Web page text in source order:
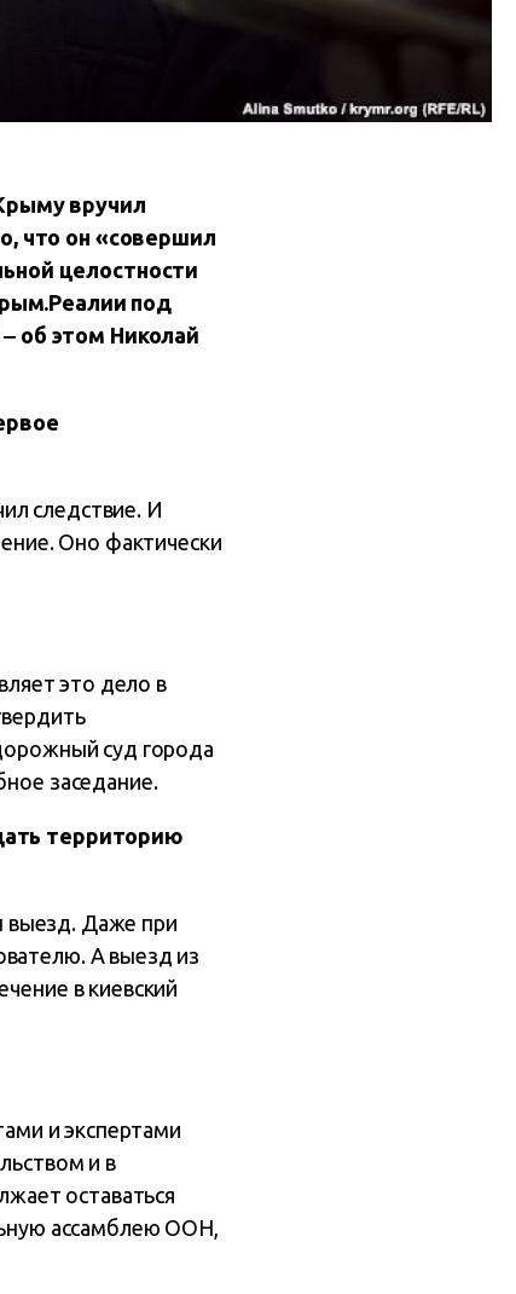
вручил
что он «совершил
целостности
под
об этом Николай
следствие. И
Оно фактически
это дело в
суд города
заседание.
территорию
выезд. Даже при
А выезд из
в киевский
и экспертами
и в
оставаться
ассамблею ООН,